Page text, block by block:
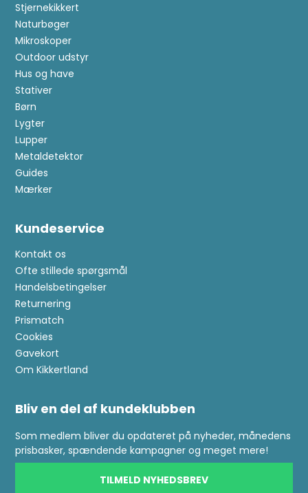
Stjernekikkert
Naturbøger
Mikroskoper
Outdoor udstyr
Hus og have
Stativer
Børn
Lygter
Lupper
Metaldetektor
Guides
Mærker
Kundeservice
Kontakt os
Ofte stillede spørgsmål
Handelsbetingelser
Returnering
Prismatch
Cookies
Gavekort
Om Kikkertland
Bliv en del af kundeklubben
Som medlem bliver du opdateret på nyheder, månedens
prisbasker, spændende kampagner og meget mere!
TILMELD NYHEDSBREV